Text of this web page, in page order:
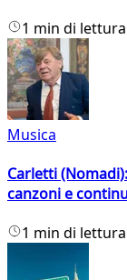
1 min di lettura
Musica
Carletti
canzoni e
1 min di lettura